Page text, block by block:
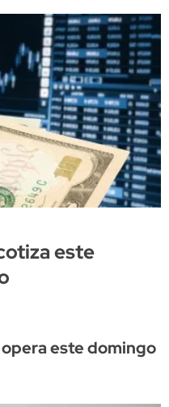
este
este domingo